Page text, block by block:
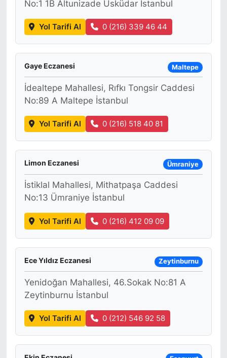
No:1 1B Altunizade Üsküdar İstanbul
Yol Tarifi Al 0 (216) 339 46 44
Gaye Eczanesi Maltepe
İdealtepe Mahallesi, Rıfkı Tongsir Caddesi
No:89 A Maltepe İstanbul
Yol Tarifi Al 0 (216) 518 40 81
Limon Eczanesi Ümraniye
İstiklal Mahallesi, Mithatpaşa Caddesi
No:13 Ümraniye İstanbul
Yol Tarifi Al 0 (216) 412 09 09
Ece Yıldız Eczanesi Zeytinburnu
Yenidoğan Mahallesi, 46.Sokak No:81 A
Zeytinburnu İstanbul
Yol Tarifi Al 0 (212) 546 92 58